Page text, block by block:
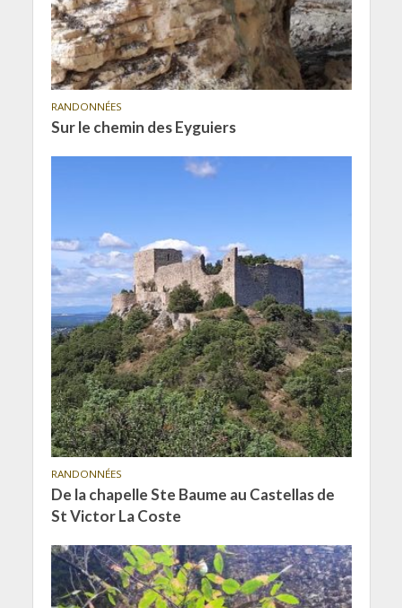
RANDONNÉES
Sur le chemin des Eyguiers
RANDONNÉES
De la chapelle Ste Baume au Castellas de
St Victor La Coste